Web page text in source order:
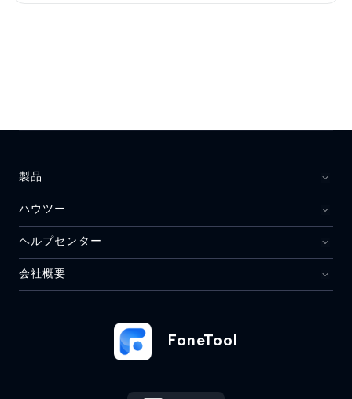
FoneTool
製品
ハウツー
ヘルプセンター
会社概要